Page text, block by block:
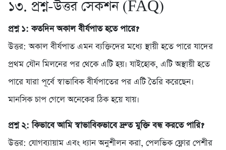
১৩. প্রশ্ন-উত্তর সেকশন (FAQ)
প্রশ্ন ১: কতদিন অকাল বীর্যপাত হতে পারে?
উত্তর: অকাল বীর্যপাত এমন ব্যক্তিদের মধ্যে স্থায়ী হতে পারে যাদের
প্রথম যৌন মিলনের পর থেকে এটি হয়। যাইহোক, এটি অস্থায়ী হতে
পারে যারা পূর্বে স্বাভাবিক বীর্যপাতের পর এটি তৈরি করেছেন।
মানসিক চাপ গেলে অনেকের ঠিক হয়ে যায়।
প্রশ্ন ২: কিভাবে আমি স্বাভাবিকভাবে দ্রুত মুক্তি বন্ধ করতে পারি?
উত্তর: যোগব্যায়াম এবং ধ্যান অনুশীলন করা, পেলভিক ফ্লোর পেশীর